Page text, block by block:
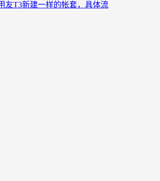
友T3新建一样的帐套，具体流